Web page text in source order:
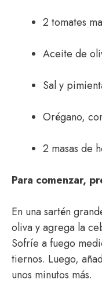
2 tomates
Aceite de
Sal y
Orégano,
2 masas de
Para comenzar,
En una sartén
oliva y agrega la
Sofríe a fuego
tiernos. Luego,
unos minutos más.